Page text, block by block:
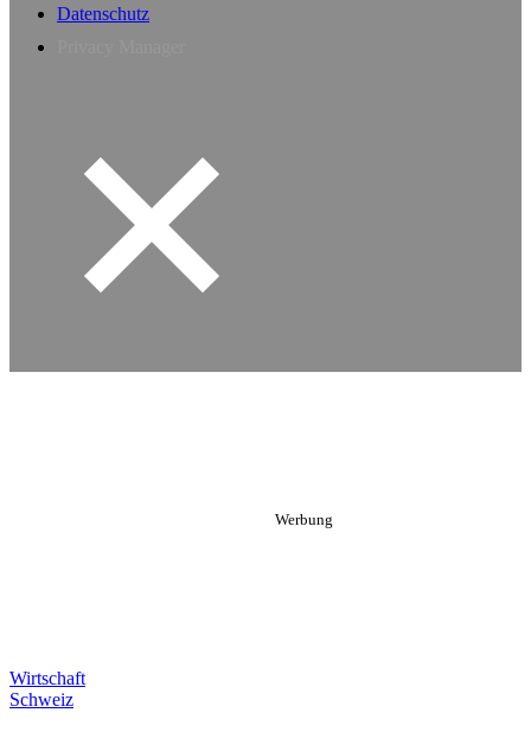
Datenschutz
Wirtschaft
Schweiz